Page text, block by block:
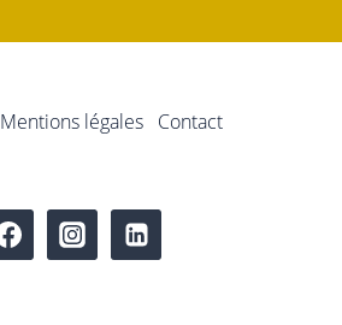
Mentions légales Contact